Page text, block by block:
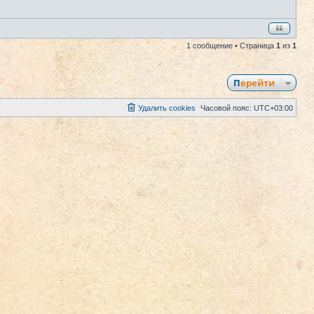
1 сообщение • Страница 1 из 1
Перейти
Часовой пояс: UTC+03:00
Удалить cookies